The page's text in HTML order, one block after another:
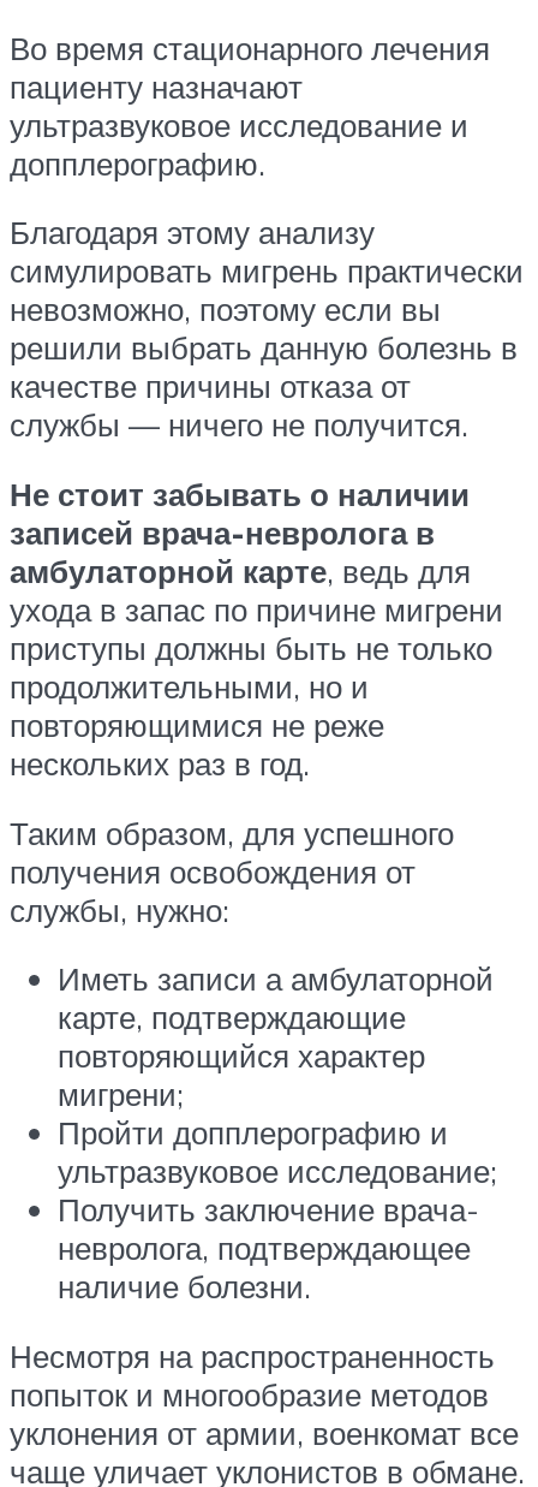
Во время стационарного лечения
пациенту назначают
ультразвуковое исследование и
допплерографию.
Благодаря этому анализу
симулировать мигрень практически
невозможно, поэтому если вы
решили выбрать данную болезнь в
качестве причины отказа от
службы — ничего не получится.
Не стоит забывать о наличии
записей врача-невролога в
амбулаторной карте, ведь для
ухода в запас по причине мигрени
приступы должны быть не только
продолжительными, но и
повторяющимися не реже
нескольких раз в год.
Таким образом, для успешного
получения освобождения от
службы, нужно:
Иметь записи а амбулаторной
карте, подтверждающие
повторяющийся характер
мигрени;
Пройти допплерографию и
ультразвуковое исследование;
Получить заключение врача-
невролога, подтверждающее
наличие болезни.
Несмотря на распространенность
попыток и многообразие методов
уклонения от армии, военкомат все
чаще уличает уклонистов в обмане.